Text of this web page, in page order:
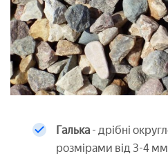
Галька - дрібні
розмірами від 3-4